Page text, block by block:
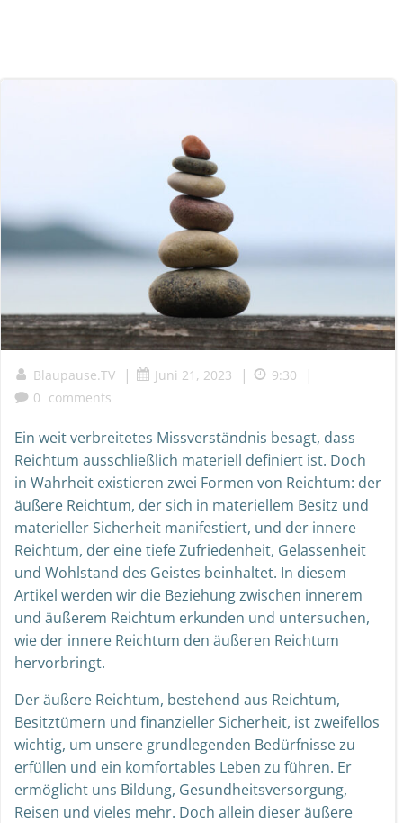
Blaupause.TV | Juni 21, 2023 | 9:30 |
0 comments
Ein weit verbreitetes Missverständnis besagt, dass
Reichtum ausschließlich materiell definiert ist. Doch
in Wahrheit existieren zwei Formen von Reichtum: der
äußere Reichtum, der sich in materiellem Besitz und
materieller Sicherheit manifestiert, und der innere
Reichtum, der eine tiefe Zufriedenheit, Gelassenheit
und Wohlstand des Geistes beinhaltet. In diesem
Artikel werden wir die Beziehung zwischen innerem
und äußerem Reichtum erkunden und untersuchen,
wie der innere Reichtum den äußeren Reichtum
hervorbringt.
Der äußere Reichtum, bestehend aus Reichtum,
Besitztümern und finanzieller Sicherheit, ist zweifellos
wichtig, um unsere grundlegenden Bedürfnisse zu
erfüllen und ein komfortables Leben zu führen. Er
ermöglicht uns Bildung, Gesundheitsversorgung,
Reisen und vieles mehr. Doch allein dieser äußere